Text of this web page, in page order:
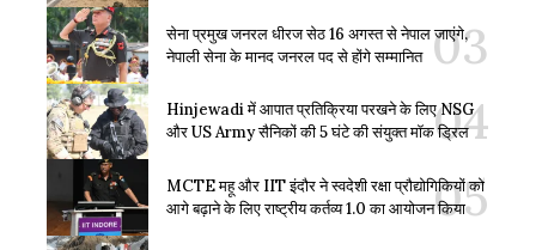
सेना प्रमुख जनरल धीरज सेठ 16 अगस्त से नेपाल जाएंगे,
नेपाली सेना के मानद जनरल पद से होंगे सम्मानित
Hinjewadi में आपात प्रतिक्रिया परखने के लिए NSG
और US Army सैनिकों की 5 घंटे की संयुक्त मॉक ड्रिल
MCTE महू और IIT इंदौर ने स्वदेशी रक्षा प्रौद्योगिकियों को
आगे बढ़ाने के लिए राष्ट्रीय कर्तव्य 1.0 का आयोजन किया